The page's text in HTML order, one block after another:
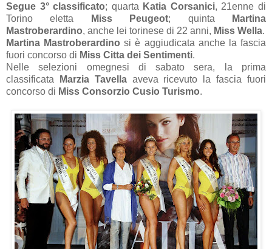
Segue 3° classificato; quarta Katia Corsanici, 21enne di
Torino eletta
Miss Peugeot; quinta
Martina
Mastroberardino, anche lei torinese di 22 anni, Miss Wella.
Martina Mastroberardino si è aggiudicata anche la fascia
fuori concorso di Miss Citta dei Sentimenti.
Nelle selezioni omegnesi di sabato sera, la prima
classificata
Marzia Tavellaaveva ricevuto la fascia fuori
concorso di Miss Consorzio Cusio Turismo.